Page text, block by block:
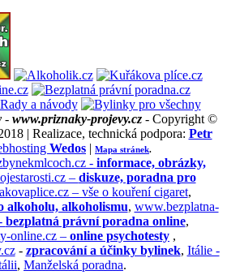
- www.priznaky-projevy.cz - Copyright ©
| Realizace, technická podpora: Petr
Wedos | Mapa stránek.
- informace, obrázky,
– diskuze, poradna pro
– vše o kouření cigaret,
alkoholu, alkoholismu, www.bezplatna-
bezplatná právní poradna online,
online.cz – online psychotesty ,
- zpracování a účinky bylinek, Itálie -
, Manželská poradna.